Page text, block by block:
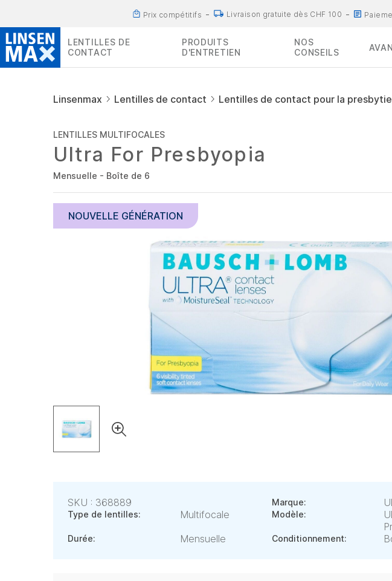
Prix compétitifs Livraison gratuite dès CHF 100
LENTILLES DE
CONTACT
PRODUITS
D'ENTRETIEN
NOS
CONSEILS
Linsenmax Lentilles de contact Lentilles de contact pour la presbytie
LENTILLES MULTIFOCALES
Ultra For Presbyopia
Mensuelle - Boîte de 6
NOUVELLE GÉNÉRATION
SKU : 368889 Marque:
Type de lentilles: Multifocale Modèle:
Durée: Mensuelle Conditionnement: